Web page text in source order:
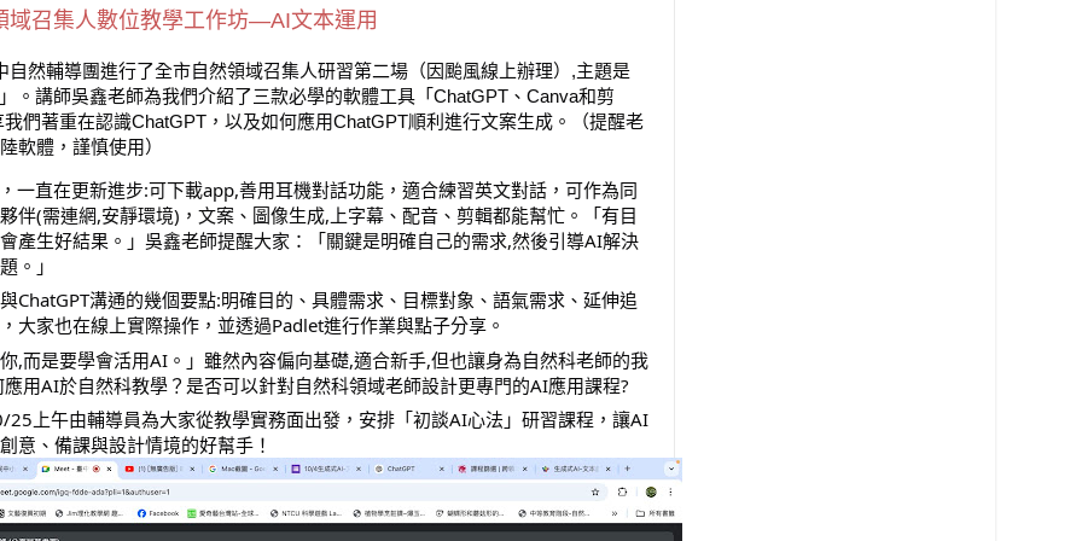
域召集人數位教學工作坊—AI文本運用
自然輔導團進行了全市自然領域召集人研習第二場（因颱風線上辦理）,主題是
。講師吳鑫老師為我們介紹了三款必學的軟體工具「ChatGPT、Canva和剪
們著重在認識ChatGPT，以及如何應用ChatGPT順利進行文案生成。（提醒老
軟體，謹慎使用）
一直在更新進步:可下載app,善用耳機對話功能，適合練習英文對話，可作為同
伴(需連網,安靜環境)，文案、圖像生成,上字幕、配音、剪輯都能幫忙。「有目
產生好結果。」吳鑫老師提醒大家：「關鍵是明確自己的需求,然後引導AI解決
。」
ChatGPT溝通的幾個要點:明確目的、具體需求、目標對象、語氣需求、延伸追
大家也在線上實際操作，並透過Padlet進行作業與點子分享。
,而是要學會活用AI。」雖然內容偏向基礎,適合新手,但也讓身為自然科老師的我
用AI於自然科教學？是否可以針對自然科領域老師設計更專門的AI應用課程?
25上午由輔導員為大家從教學實務面出發，安排「初談AI心法」研習課程，讓AI
意、備課與設計情境的好幫手！